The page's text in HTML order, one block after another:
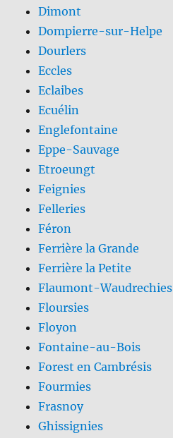
Dimont
Dompierre-sur-Helpe
Dourlers
Eccles
Eclaibes
Ecuélin
Englefontaine
Eppe-Sauvage
Etroeungt
Feignies
Felleries
Féron
Ferrière la Grande
Ferrière la Petite
Flaumont-Waudrechies
Floursies
Floyon
Fontaine-au-Bois
Forest en Cambrésis
Fourmies
Frasnoy
Ghissignies